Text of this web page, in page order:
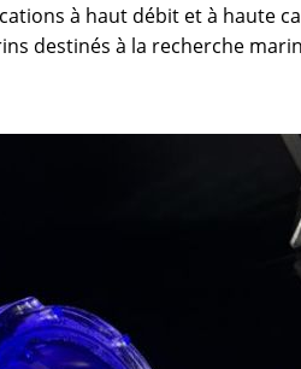
à haut débit et à haute
destinés à la recherche